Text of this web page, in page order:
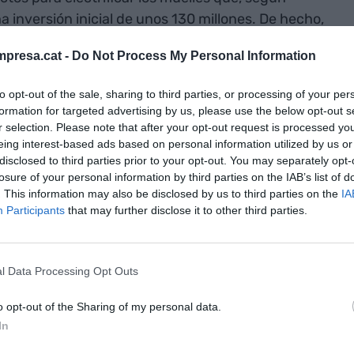
- Do Not Process My Personal Information
opt-out of the sale, sharing to third parties, or processing of your
for targeted advertising by us, please use the below opt-out
selection. Please note that after your opt-out request is processed
interest-based ads based on personal information utilized by us
to third parties prior to your opt-out. You may separately
of your personal information by third parties on the IAB’s list of
This information may also be disclosed by us to third parties on the
Participants that may further disclose it to other third parties.
Data Processing Opt Outs
opt-out of the Sharing of my personal data.
inversión inicial de unos 130 millones. De hecho,
la red de media tensión que unirá este
todas las terminales de cruceros y hacer que
de forma simultánea en un futuro. Tal y como
la nueva subestación que hoy sale a
la red de media tensión que suministra
Barcelona y será el elemento clave sobre el
.
es
de